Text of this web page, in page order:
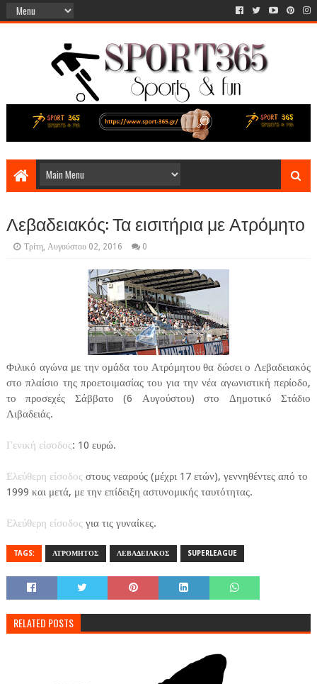
Λεβαδειακός: Τα εισιτήρια με Ατρόμητο
Τρίτη, Αυγούστου 02, 2016 0
Φιλικό αγώνα με την ομάδα του Ατρόμητου θα δώσει ο Λεβαδειακός
στο πλαίσιο της προετοιμασίας του για την νέα αγωνιστική περίοδο,
το προσεχές Σάββατο (6 Αυγούστου) στο Δημοτικό Στάδιο
Λιβαδειάς.
Γενική είσοδος: 10 ευρώ.
Ελεύθερη είσοδος στους νεαρούς (μέχρι 17 ετών), γεννηθέντες από το
1999 και μετά, με την επίδειξη αστυνομικής ταυτότητας.
Ελεύθερη είσοδος για τις γυναίκες.
TAGS: ΑΤΡΟΜΗΤΟΣ ΛΕΒΑΔΕΙΑΚΟΣ SUPERLEAGUE
RELATED POSTS